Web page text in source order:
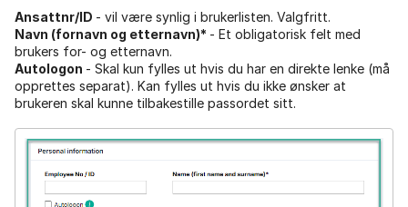
Ansattnr/ID - vil være synlig i brukerlisten. Valgfritt.
Navn (fornavn og etternavn)* - Et obligatorisk felt med
brukers for- og etternavn.
Autologon - Skal kun fylles ut hvis du har en direkte lenke (må
opprettes separat). Kan fylles ut hvis du ikke ønsker at
brukeren skal kunne tilbakestille passordet sitt.